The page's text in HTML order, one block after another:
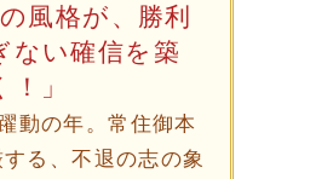
風格が、勝利
ない確信を築
！」
動の年。常住御本
る、不退の志の象